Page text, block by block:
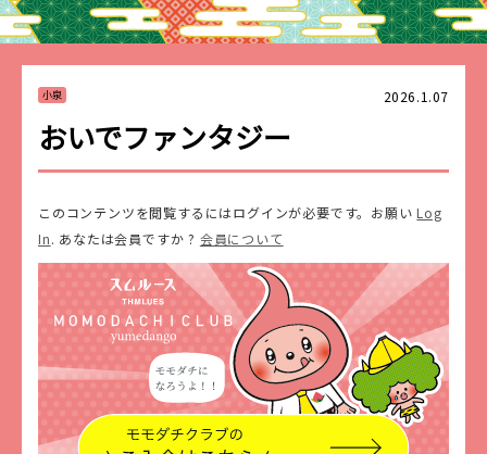
小泉 2026.1.07
おいでファンタジー
このコンテンツを閲覧するにはログインが必要です。お願いLog
In. あなたは会員ですか ? 会員について